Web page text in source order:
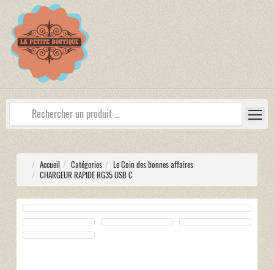
Accueil Catégories
Le Coin des bonnes affaires
CHARGEUR RAPIDE RG35 USB C